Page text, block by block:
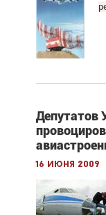
Депутатов
16 июня 2009